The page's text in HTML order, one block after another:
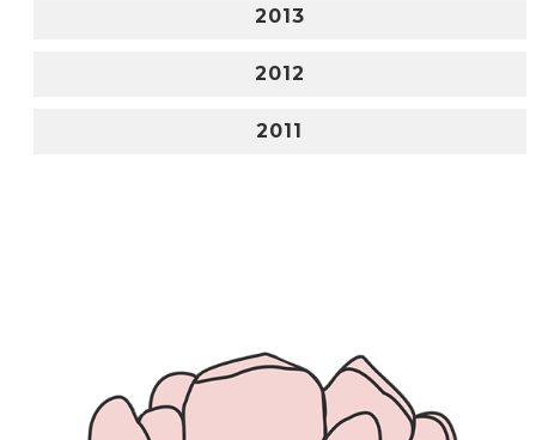
2013
2012
2011